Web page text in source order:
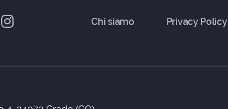
Chi siamo Privacy Policy